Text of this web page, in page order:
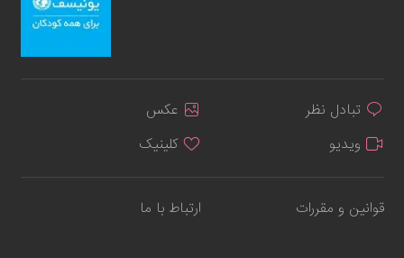
تبادل نظر
عکس
ویدیو
کلینیک
قوانین و مقررات ارتباط با ما